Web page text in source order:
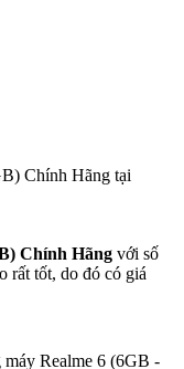
Chính Hãng tại
Chính Hãng với số
rất tốt, do đó có giá
Realme 6 (6GB -